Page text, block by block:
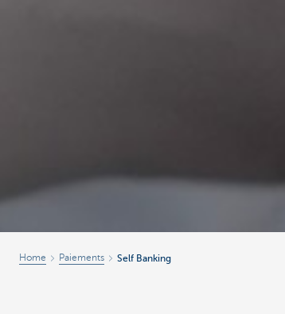
Home Paiements Self Banking